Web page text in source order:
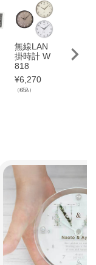
無線LAN
掛時計 W
818
¥6,270
（税込）
無線
掛時計